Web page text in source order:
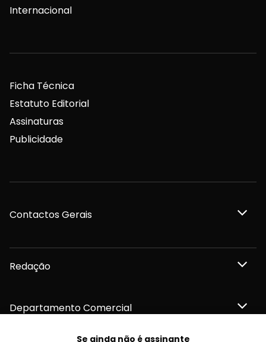
Se ainda não é assinante
Internacional
Ficha Técnica
Estatuto Editorial
Assinaturas
Publicidade
Contactos Gerais
Redação
Departamento Comercial